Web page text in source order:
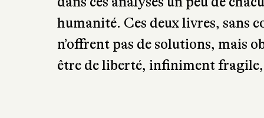
les comportements de nos
avec humour font sourire (nous
un procédurier), ce qui nous
dans ces analyses un peu de